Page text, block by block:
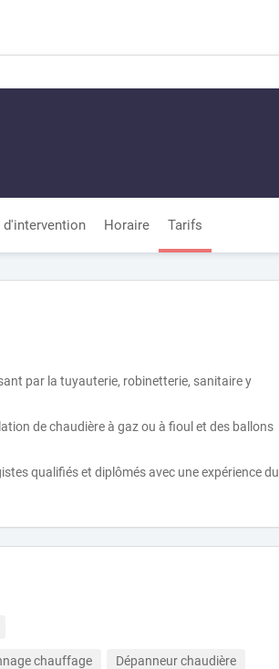
d'intervention Horaire Tarifs
par la tuyauterie, robinetterie, sanitaire y
de chaudière à gaz ou à fioul et des ballons
qualifiés et diplômés avec une expérience du
chauffage
Dépanneur chaudière